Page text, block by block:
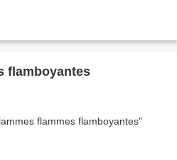
flamboyantes